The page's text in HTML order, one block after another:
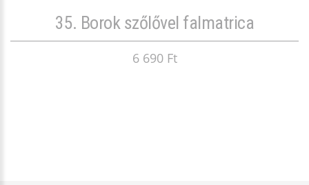
35. Borok szőlővel falmatrica
6 690 Ft